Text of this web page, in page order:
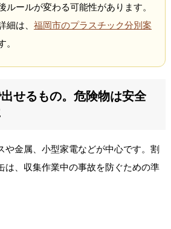
ルールが変わる可能性があります。
細は、 福岡市のプラスチック分別案
。
せるもの。危険物は安全
や金属、小型家電などが中心です。割
は、収集作業中の事故を防ぐための準